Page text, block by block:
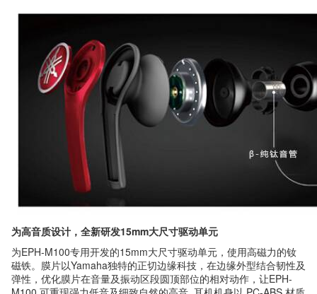
为高音质设计，全新研发15mm大尺寸驱动单元
为EPH-M100专用开发的15mm大尺寸驱动单元，使用高磁力的钕
磁铁。膜片以Yamaha独特的正切边缘科技，在边缘外型结合韧性及
弹性，优化膜片在音量及振动区段圆顶部位的相对动作，让EPH-